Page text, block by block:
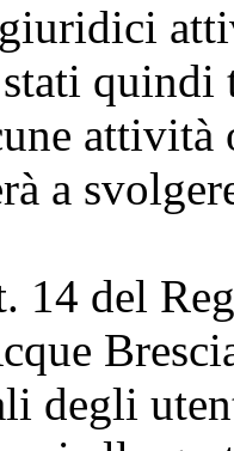
stati
attività
a
14 del
degli